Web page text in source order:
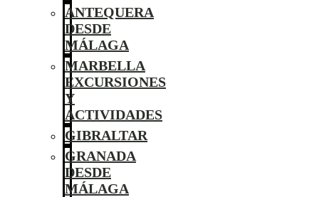
ANTEQUERA
DESDE
MÁLAGA
MARBELLA
EXCURSIONES
Y
ACTIVIDADES
GIBRALTAR
GRANADA
DESDE
MÁLAGA